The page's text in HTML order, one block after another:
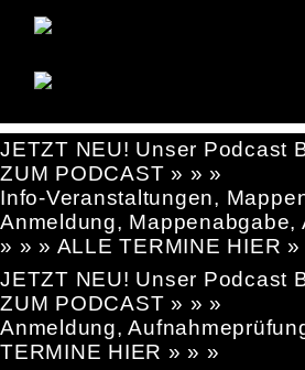
JETZT NEU! Unser Podcast
ZUM PODCAST » » »
Info-Veranstaltungen,
Anmeldung, Mappenabgabe,
» » » ALLE TERMINE HIER »
JETZT NEU! Unser Podcast
ZUM PODCAST » » »
Anmeldung,
TERMINE HIER » » »